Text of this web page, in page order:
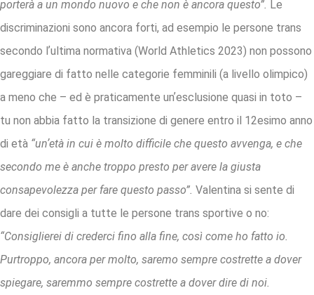
porterà a un mondo nuovo e che non è ancora questo”. Le
discriminazioni sono ancora forti, ad esempio le persone trans
secondo lʼultima normativa (World Athletics 2023) non possono
gareggiare di fatto nelle categorie femminili (a livello olimpico)
a meno che – ed è praticamente unʼesclusione quasi in toto –
tu non abbia fatto la transizione di genere entro il 12esimo anno
di età “unʼetà in cui è molto difficile che questo avvenga, e che
secondo me è anche troppo presto per avere la giusta
consapevolezza per fare questo passo”. Valentina si sente di
dare dei consigli a tutte le persone trans sportive o no:
“Consiglierei di crederci fino alla fine, così come ho fatto io.
Purtroppo, ancora per molto, saremo sempre costrette a dover
spiegare, saremmo sempre costrette a dover dire di noi.